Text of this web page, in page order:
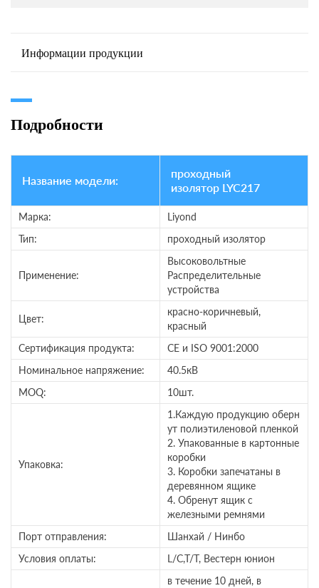
Информации продукции
Подробности
Название модели:
проходный
изолятор LYC217
Марка:
Liyond
Тип:
проходный изолятор
Применение:
Высоковольтные
Распределительные
устройства
Цвет:
красно-коричневый,
красный
Сертификация продукта:
CE и ISO 9001:2000
Номинальное напряжение:
40.5кВ
MOQ:
10шт.
Упаковка:
1.Каждую продукцию оберн
ут полиэтиленовой пленкой
2. Упакованные в картонные
коробки
3. Коробки запечатаны в
деревянном ящике
4. Обренут ящик с
железными ремнями
Порт отправления:
Шанхай / Нинбо
Условия оплаты:
L/C,T/T, Вестерн юнион
в течение 10 дней, в